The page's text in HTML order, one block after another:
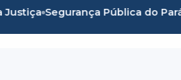
Pública do Pará alcança